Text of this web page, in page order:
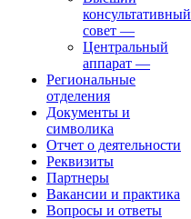
консультативный
совет —
Центральный
аппарат —
Региональные
отделения
Документы и
символика
Отчет о деятельности
Реквизиты
Партнеры
Вакансии и практика
Вопросы и ответы